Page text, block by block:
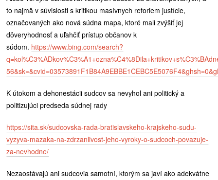
to najmä v súvislosti s kritikou masívnych reforiem justície,
označovaných ako nová súdna mapa, ktoré mali zvýšiť jej
dôveryhodnosť a uľahčiť prístup občanov k
súdom. https://www.bing.com/search?
K útokom a dehonestácii sudcov sa nevyhol ani politický a
politizujúci predseda súdnej rady
https://sita.sk/sudcovska-rada-bratislavskeho-krajskeho-sudu-
vyzyva-mazaka-na-zdrzanlivost-jeho-vyroky-o-sudcoch-povazuje-
za-nevhodne/
Nezaostávajú ani sudcovia samotní, ktorým sa javí ako adekvátne